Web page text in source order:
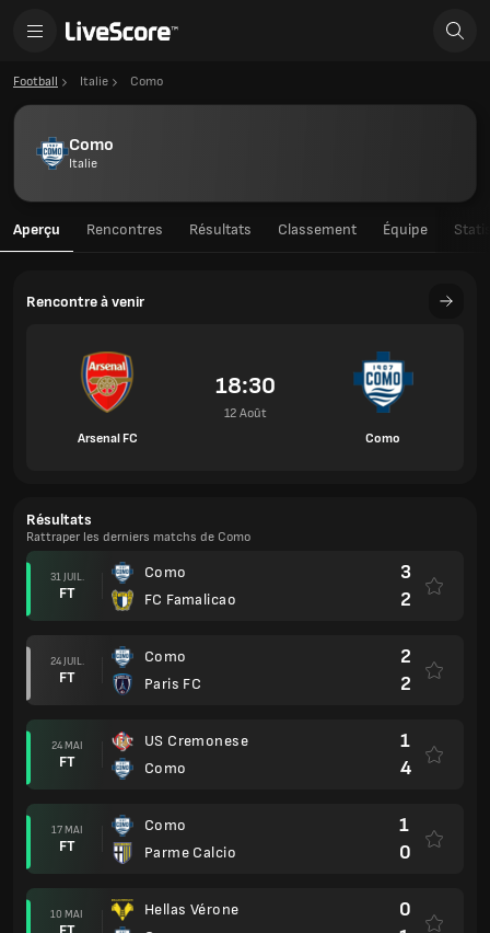
Football Italie Como
Como
Italie
Aperçu Rencontres Résultats Classement Équipe
Rencontre à venir
Arsenal FC
18:30
12 Août
Como
Résultats
Rattraper les derniers matchs de Como
31 JUIL.
FT
Como
FC Famalicao
3
2
24 JUIL.
FT
Como
Paris FC
2
2
24 MAI
FT
US Cremonese
Como
1
4
17 MAI
FT
Como
Parme Calcio
1
0
10 MAI
Hellas Vérone
0